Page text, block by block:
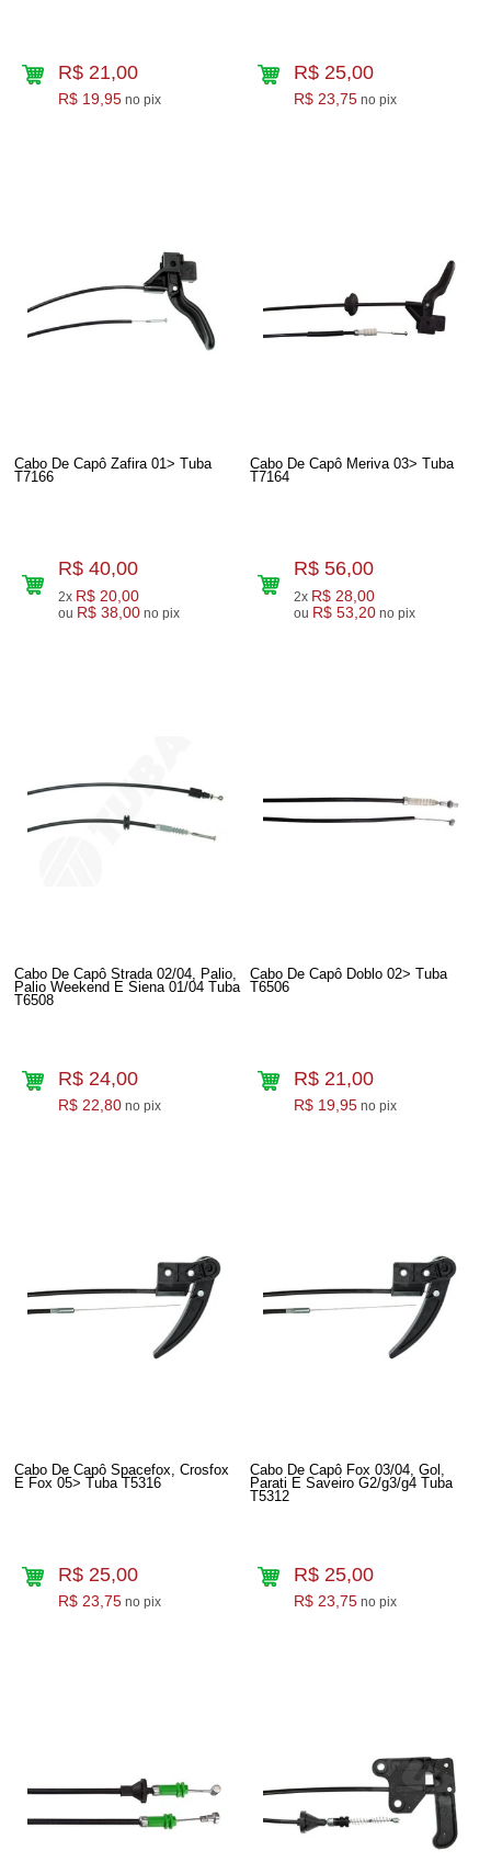
R$ 21,00
R$ 19,95 no pix
R$ 25,00
R$ 23,75 no pix
Cabo De Capô Zafira 01> Tuba
T7166
R$ 40,00
2x R$ 20,00
ou R$ 38,00 no pix
Cabo De Capô Meriva 03> Tuba
T7164
R$ 56,00
2x R$ 28,00
ou R$ 53,20 no pix
Cabo De Capô Strada 02/04, Palio,
Palio Weekend E Siena 01/04 Tuba
T6508
R$ 24,00
R$ 22,80 no pix
Cabo De Capô Doblo 02> Tuba
T6506
R$ 21,00
R$ 19,95 no pix
Cabo De Capô Spacefox, Crosfox
E Fox 05> Tuba T5316
R$ 25,00
R$ 23,75 no pix
Cabo De Capô Fox 03/04, Gol,
Parati E Saveiro G2/g3/g4 Tuba
T5312
R$ 25,00
R$ 23,75 no pix